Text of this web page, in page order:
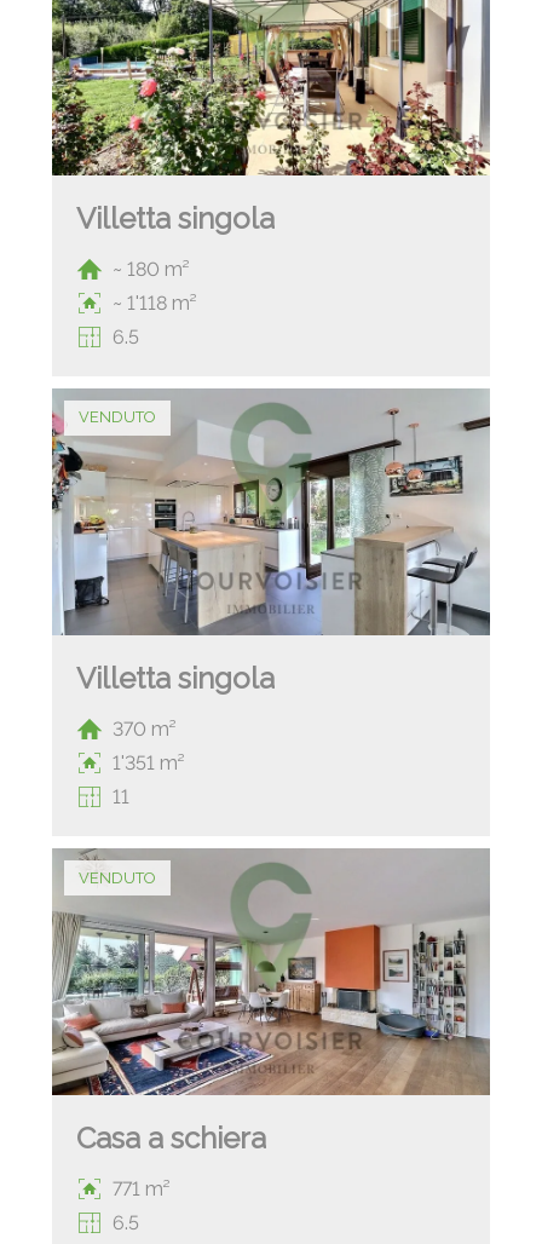
Villetta singola
~ 180 m²
~ 1'118 m²
6.5
VENDUTO
Villetta singola
370 m²
1'351 m²
11
VENDUTO
Casa a schiera
771 m²
6.5